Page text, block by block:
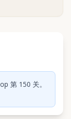
第 150 关。